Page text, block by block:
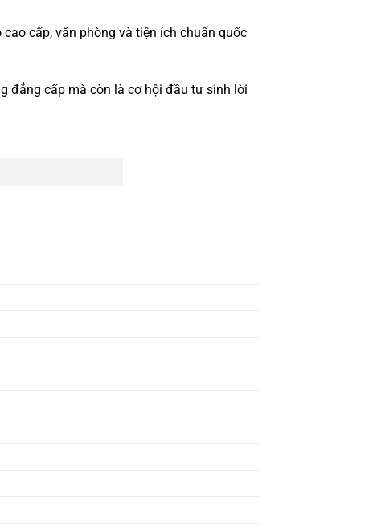
cấp, văn phòng và tiện ích chuẩn quốc
đẳng cấp mà còn là cơ hội đầu tư sinh lời